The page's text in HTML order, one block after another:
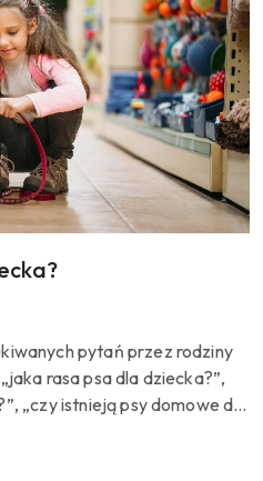
pytań przez rodziny
rasa psa dla dziecka?”,
„czy istnieją psy domowe dla